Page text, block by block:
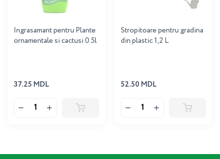
Ingrasamant pentru Plante
ornamentale si cactusi 0.5l
37.25 MDL
Stropitoare pentru gradina
din plastic 1,2 L
52.50 MDL